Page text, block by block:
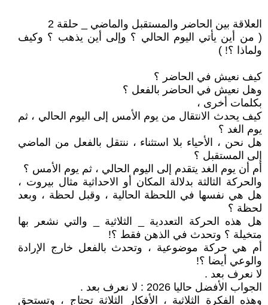
العلاقة بين الحاضر والمستقبل والماضي _ حلقة 2
( من أين يأتي اليوم الحالي ؟ وإلى أين يذهب ؟ وكيف
ولماذا ؟! )
كيف نعيش في الحاضر ؟
وهل نعيش في الحاضر بالفعل ؟
بكلمات أخرى ،
كيف يحدث الانتقال من يوم الأمس إلى اليوم الحالي ، ثم
يوم الغد ؟
هل نحن ، الأحياء بلا استثناء ، ننتقل بالفعل من الماضي
إلى المستقبل ؟
أم أن يوم الغد يتقدم إلى اليوم الحالي ، ثم يوم الأمس ؟
والحركة الثالثة بدلالة المكان أو الاحداثية مثال بيروت ،
هل هي نفسها في اللحظة الحالية ، وقبل لحظة ، وبعد
لحظة ؟
هل هذه الحركة التعددية _ الثلاثية _ والتي نشعر بها
متخيلة ؟ وتحدث في الذهن فقط ؟!
أم هي حركة موضوعية ، وتحدث بالفعل خارج الإرادة
والوعي أيضا ؟!
لا نعرف بعد .
الجواب الأفضل حاليا 2026 : لا نعرف بعد .
وهذه الفكرة الثلاثية ، الأفكار الثلاثة تحتاج ، وتستحق